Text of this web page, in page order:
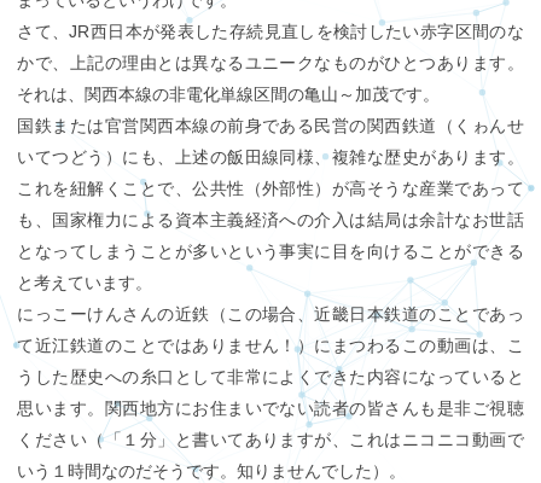
さて、JR西日本が発表した存続見直しを検討したい赤字区間のな
かで、上記の理由とは異なるユニークなものがひとつあります。
それは、関西本線の非電化単線区間の亀山～加茂です。
国鉄または官営関西本線の前身である民営の関西鉄道（くゎんせ
いてつどう）にも、上述の飯田線同様、複雑な歴史があります。
これを紐解くことで、公共性（外部性）が高そうな産業であって
も、国家権力による資本主義経済への介入は結局は余計なお世話
となってしまうことが多いという事実に目を向けることができる
と考えています。
にっこーけんさんの近鉄（この場合、近畿日本鉄道のことであっ
て近江鉄道のことではありません！）にまつわるこの動画は、こ
うした歴史への糸口として非常によくできた内容になっていると
思います。関西地方にお住まいでない読者の皆さんも是非ご視聴
ください（「１分」と書いてありますが、これはニコニコ動画で
いう１時間なのだそうです。知りませんでした）。